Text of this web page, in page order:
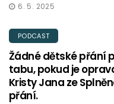
6. 5. 2025
PODCAST
Žádné dětské přání
tabu, pokud je
Kristy Jana ze
přání.